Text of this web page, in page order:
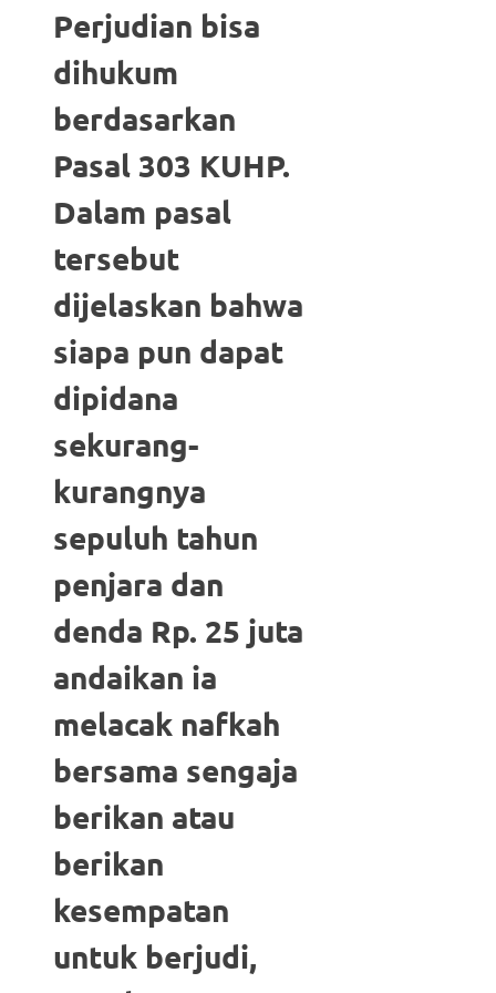
Perjudian bisa
dihukum
berdasarkan
Pasal 303 KUHP.
Dalam pasal
tersebut
dijelaskan bahwa
siapa pun dapat
dipidana
sekurang-
kurangnya
sepuluh tahun
penjara dan
denda Rp. 25 juta
andaikan ia
melacak nafkah
bersama sengaja
berikan atau
berikan
kesempatan
untuk berjudi,